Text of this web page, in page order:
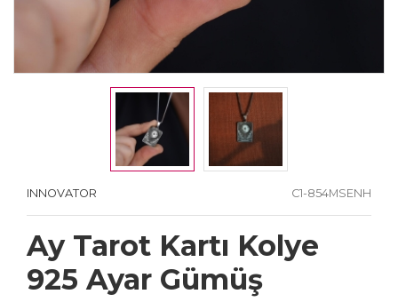
INNOVATOR C1-854MSENH
Ay Tarot Kartı Kolye
925 Ayar Gümüş